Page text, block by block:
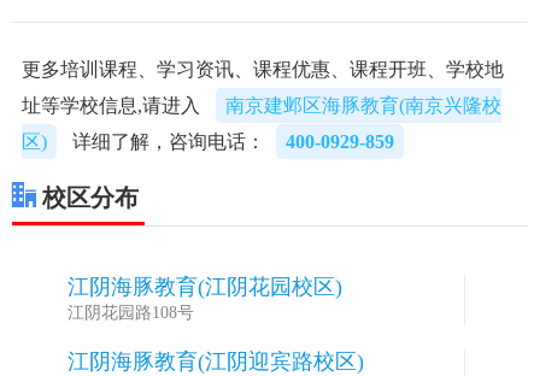
更多培训课程、学习资讯、课程优惠、课程开班、学校地
址等学校信息,请进入
南京建邺区海豚教育(南京兴隆校
区)
详细了解，咨询电话： 400-0929-859
校区分布
江阴海豚教育(江阴花园校区)
江阴花园路108号
江阴海豚教育(江阴迎宾路校区)